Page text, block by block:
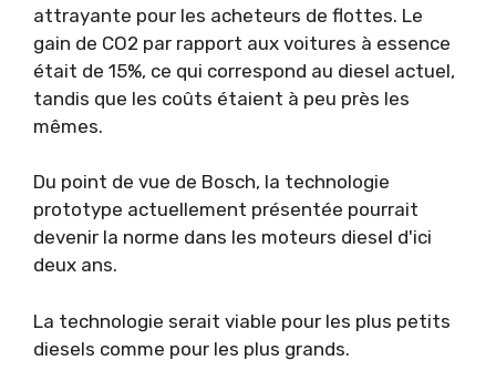
attrayante pour les acheteurs de flottes. Le
gain de CO2 par rapport aux voitures à essence
était de 15%, ce qui correspond au diesel actuel,
tandis que les coûts étaient à peu près les
mêmes.
Du point de vue de Bosch, la technologie
prototype actuellement présentée pourrait
devenir la norme dans les moteurs diesel d'ici
deux ans.
La technologie serait viable pour les plus petits
diesels comme pour les plus grands.